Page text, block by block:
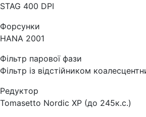
STAG 400 DPI
Форсунки
HANA 2001
Фільтр парової фази
Фільтр із відстійником
Редуктор
Tomasetto Nordic XP (до 245к.с.)